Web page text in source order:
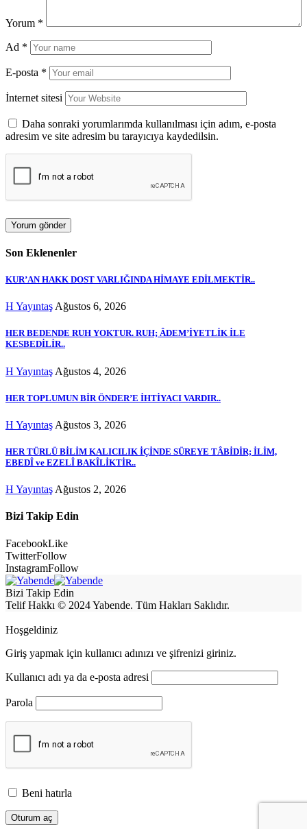
Yorum *
Ad *
E-posta *
İnternet sitesi
Daha sonraki yorumlarımda kullanılması için adım, e-posta
adresim ve site adresim bu tarayıcıya kaydedilsin.
Son Eklenenler
KUR’AN HAKK DOST VARLIĞINDA HİMAYE EDİLMEKTİR..
H Yayıntaş Ağustos 6, 2026
HER BEDENDE RUH YOKTUR. RUH; ÂDEM’İYETLİK İLE
KESBEDİLİR..
H Yayıntaş Ağustos 4, 2026
HER TOPLUMUN BİR ÖNDER’E İHTİYACI VARDIR..
H Yayıntaş Ağustos 3, 2026
HER TÜRLÜ BİLİM KALICILIK İÇİNDE SÜREYE TÂBİDİR; İLİM,
EBEDÎ ve EZELÎ BAKÎLİKTİR..
H Yayıntaş Ağustos 2, 2026
Bizi Takip Edin
FacebookLike
TwitterFollow
InstagramFollow
Bizi Takip Edin
Telif Hakkı © 2024 Yabende. Tüm Hakları Saklıdır.
Hoşgeldiniz
Giriş yapmak için kullanıcı adınızı ve şifrenizi giriniz.
Kullanıcı adı ya da e-posta adresi
Parola
Beni hatırla